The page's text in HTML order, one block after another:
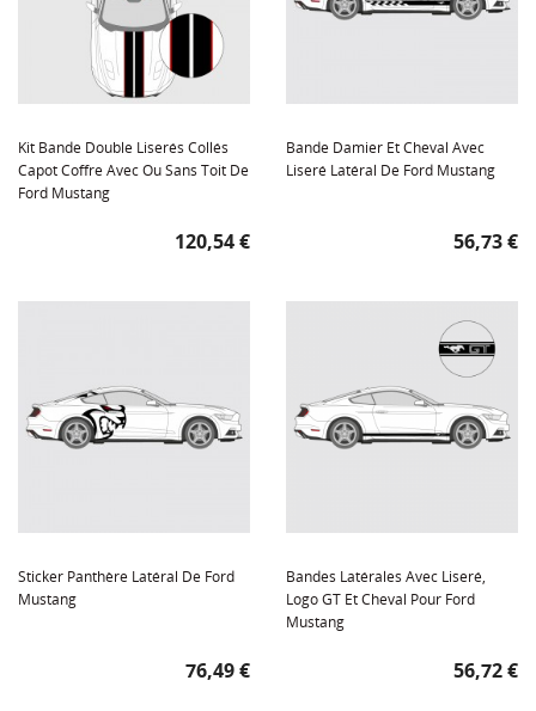
Kit Bande Double Liserés Collés
Capot Coffre Avec Ou Sans Toit De
Ford Mustang
Prix
120,54 €
Bande Damier Et Cheval Avec
Liseré Latéral De Ford Mustang
Prix
56,73 €
Sticker Panthère Latéral De Ford
Mustang
Prix
76,49 €
Bandes Latérales Avec Liseré,
Logo GT Et Cheval Pour Ford
Mustang
Prix
56,72 €